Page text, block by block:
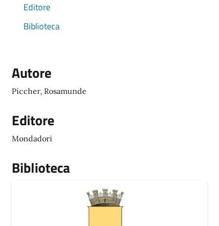
Editore
Biblioteca
Autore
Piccher, Rosamunde
Editore
Mondadori
Biblioteca